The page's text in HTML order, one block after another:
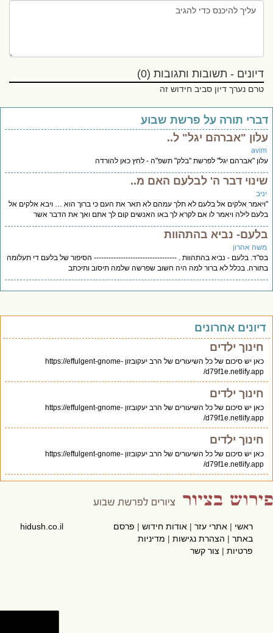
דיונים - תשובות ותגובות (0)
טרם נערך דיון סביב חידוש זה
תורה על פרשת שבוע
"אברהם יגל" ל..
"אברהם יגל" לפרשת "בלק" תשפ"ה - לחץ כאן להורדה
דבר ה' לבלעם האם מ..
אלקים אל בלעם לא תלך עמהם לא תאר את העם כי ברוך הוא … ויבא אלקים אל
לילה ויאמר לו אם לקרא לך באו האנשים קום לך אתם ואך את הדבר אשר
נביא בהתהוות
אהרון
בלעם - נביא בהתהוות . ---------------------------------- הסיפור של בלעם די תעלומה
בכלל לא ברור למה היה חשוב שפרשה שלמה תיסוב ותיכתב
אחרונים
חינוך ילדים
כאן יש סיכום של כל השיעורים של הרב יעקובזון https://effulgent-gnome-
d79f1e.netlify.app/
חינוך ילדים
כאן יש סיכום של כל השיעורים של הרב יעקובזון https://effulgent-gnome-
d79f1e.netlify.app/
חינוך ילדים
כאן יש סיכום של כל השיעורים של הרב יעקובזון https://effulgent-gnome-
d79f1e.netlify.app/
ראשי|אתרי עזר|אודות חידוש|פרסם
באתר|הצהרת נגישות|מדיניות
פרטיות|צור קשר
hidush.co.il